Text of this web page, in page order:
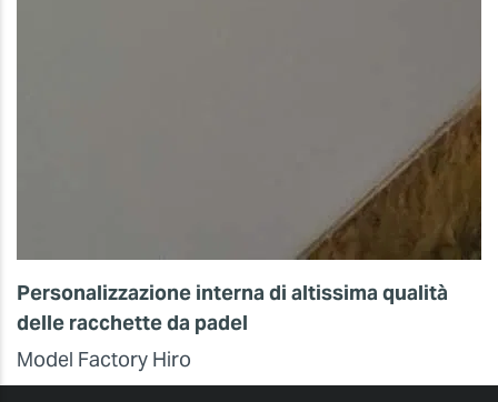
Personalizzazione interna di altissima qualità
delle racchette da padel
Model Factory Hiro